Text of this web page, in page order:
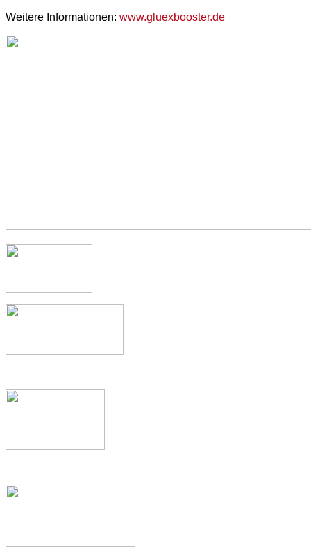
Weitere Informationen: www.gluexbooster.de